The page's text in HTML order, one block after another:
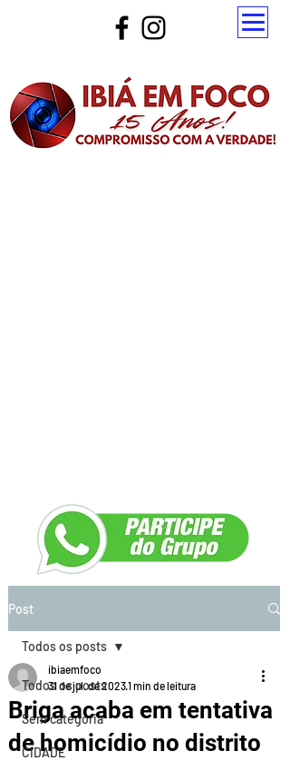
Post
Todos os posts
Sem categoria
CIDADE
Todos os posts
Briga acaba em tentativa
de homicídio no distrito
ibiaemfoco
31 de jul. de 20231 min de leitura